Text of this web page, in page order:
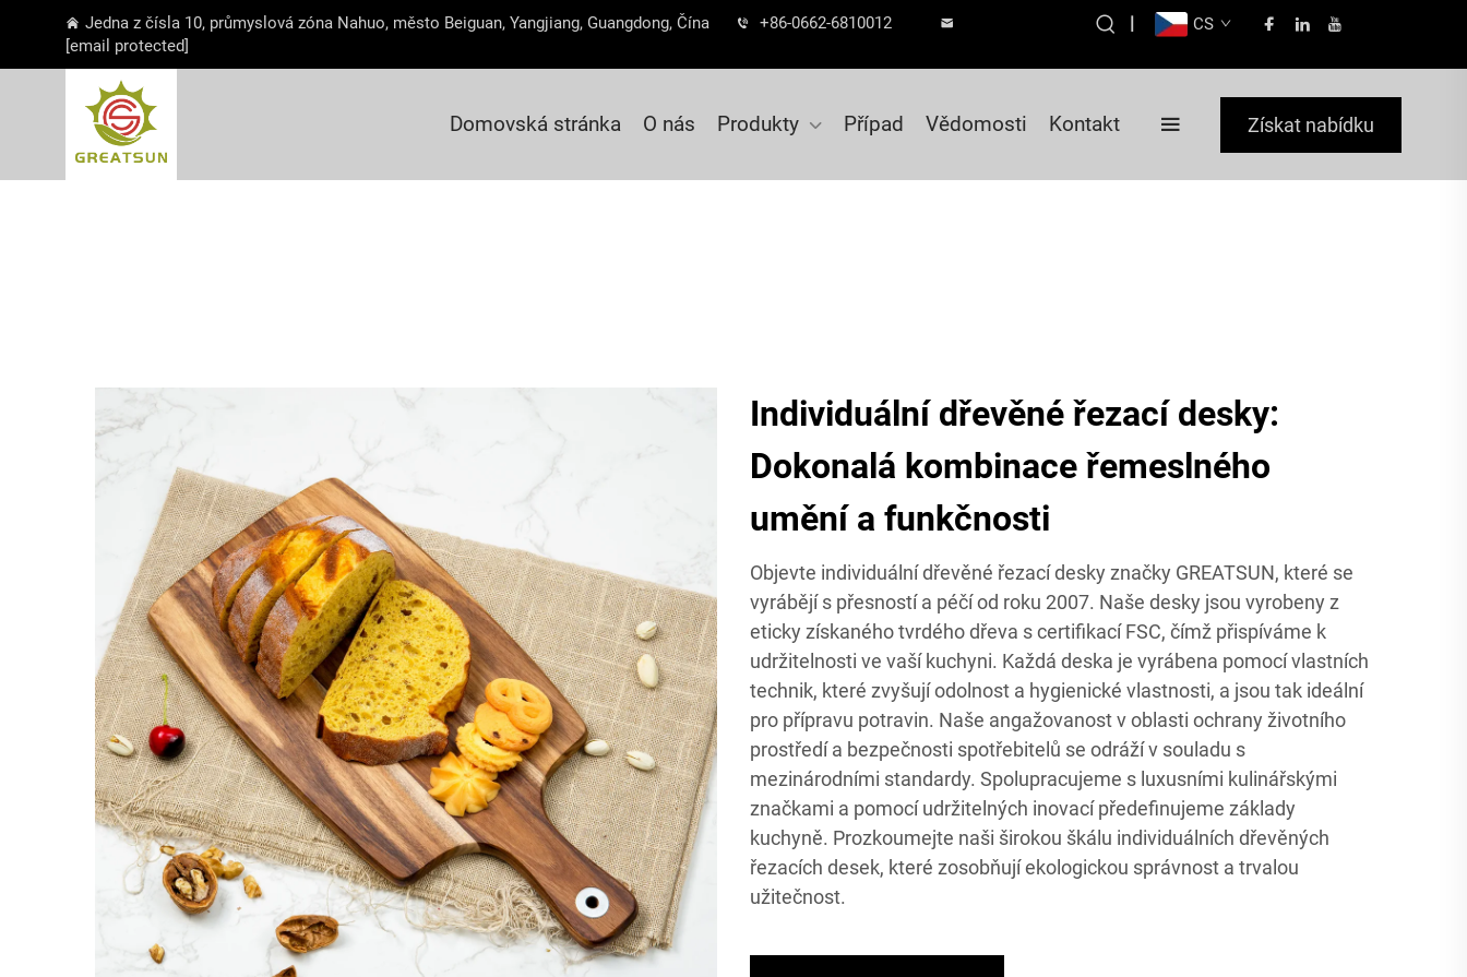
Jedna z čísla 10, průmyslová zóna Nahuo, město Beiguan, Yangjiang, Guangdong, Čína
+86-0662-6810012
[email protected]
| CS
Domovská stránka O nás Produkty Případ Vědomosti Kontakt Získat nabídku
Individuální dřevěné řezací desky:
Dokonalá kombinace řemeslného
umění a funkčnosti
Objevte individuální dřevěné řezací desky značky GREATSUN, které se
vyrábějí s přesností a péčí od roku 2007. Naše desky jsou vyrobeny z
eticky získaného tvrdého dřeva s certifikací FSC, čímž přispíváme k
udržitelnosti ve vaší kuchyni. Každá deska je vyrábena pomocí vlastních
technik, které zvyšují odolnost a hygienické vlastnosti, a jsou tak ideální
pro přípravu potravin. Naše angažovanost v oblasti ochrany životního
prostředí a bezpečnosti spotřebitelů se odráží v souladu s
mezinárodními standardy. Spolupracujeme s luxusními kulinářskými
značkami a pomocí udržitelných inovací předefinujeme základy
kuchyně. Prozkoumejte naši širokou škálu individuálních dřevěných
řezacích desek, které zosobňují ekologickou správnost a trvalou
užitečnost.